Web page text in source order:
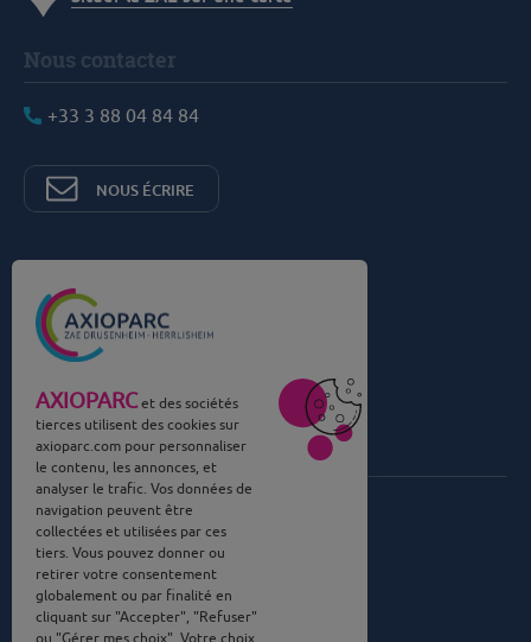
Nous contacter
+33 3 88 04 84 84
NOUS ÉCRIRE
Tellos Immobilier
Le projet
Une ZAE engagée
Parcelles et réservation
Situation
Actualités
AXIOPARCet des sociétés
tierces utilisent des cookies sur
axioparc.com pour personnaliser
le contenu, les annonces, et
analyser le trafic. Vos données de
navigation peuvent être
collectées et utilisées par ces
tiers. Vous pouvez donner ou
retirer votre consentement
globalement ou par finalité en
cliquant sur "Accepter", "Refuser"
ou "Gérer mes choix". Votre choix